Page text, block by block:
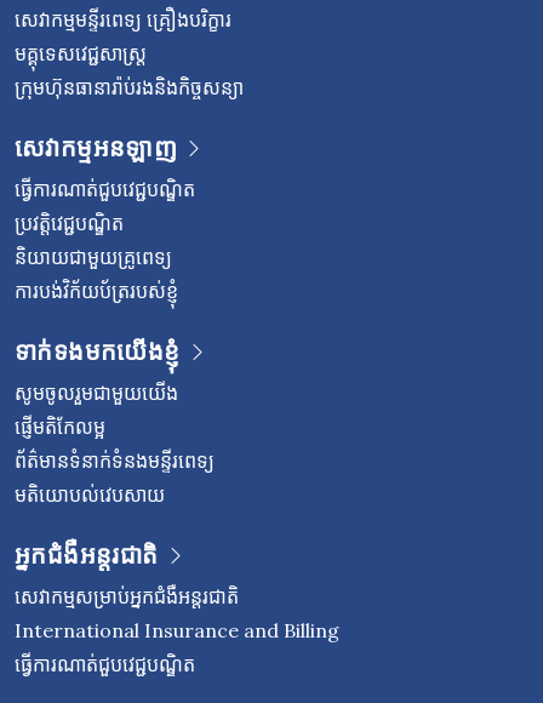
សេវាកម្មមន្ទីរពេទ្យ គ្រឿងបរិក្ខារ
មគ្គុទេសវេជ្ជសាស្ត្រ
ក្រុមហ៊ុនធានារ៉ាប់រងនិងកិច្ចសន្យា
សេវាកម្មអនឡាញ
ធ្វើការណាត់ជួបវេជ្ជបណ្ឌិត
ប្រវត្តិវេជ្ជបណ្ឌិត
និយាយជាមួយគ្រូពេទ្យ
ការបង់វិក័យប័ត្ររបស់ខ្ញុំ
ទាក់ទងមកយើងខ្ញុំ
សូមចូលរួមជាមួយយើង
ផ្ញើមតិកែលម្អ
ព័ត៌មានទំនាក់ទំនងមន្ទីរពេទ្យ
មតិយោបល់វេបសាយ
អ្នកជំងឺអន្តរជាតិ
សេវាកម្មសម្រាប់អ្នកជំងឺអន្តរជាតិ
International Insurance and Billing
ធ្វើការណាត់ជួបវេជ្ជបណ្ឌិត